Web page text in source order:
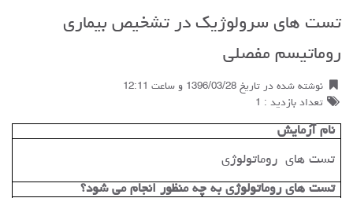
تست های سرولوژیک در تشخیص بیماری
روماتیسم مفصلی
نوشته شده در تاریخ 1396/03/28 و ساعت 12:11
تعداد بازدید : 1
نام آزمایش
تست های روماتولوژی
تست های روماتولوژی به چه منظور انجام می شود؟